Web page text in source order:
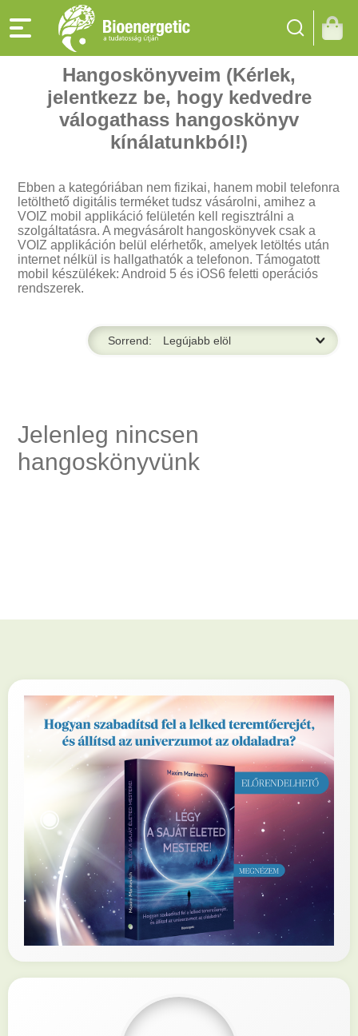
Hangoskönyveim (Kérlek,
jelentkezz be, hogy kedvedre
válogathass hangoskönyv
kínálatunkból!)
Ebben a kategóriában nem fizikai, hanem mobil telefonra
letölthető digitális terméket tudsz vásárolni, amihez a
VOIZ mobil applikáció felületén kell regisztrálni a
szolgáltatásra. A megvásárolt hangoskönyvek csak a
VOIZ applikáción belül elérhetők, amelyek letöltés után
internet nélkül is hallgathatók a telefonon. Támogatott
mobil készülékek: Android 5 és iOS6 feletti operációs
rendszerek.
Sorrend:
Jelenleg nincsen
hangoskönyvünk